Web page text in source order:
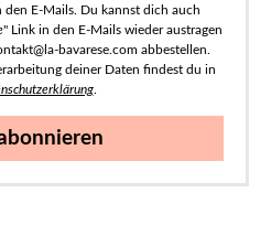
E-Mails. Du kannst dich auch
" Link in den E-Mails wieder austragen
bavarese.com abbestellen.
deiner Daten findest du in
.